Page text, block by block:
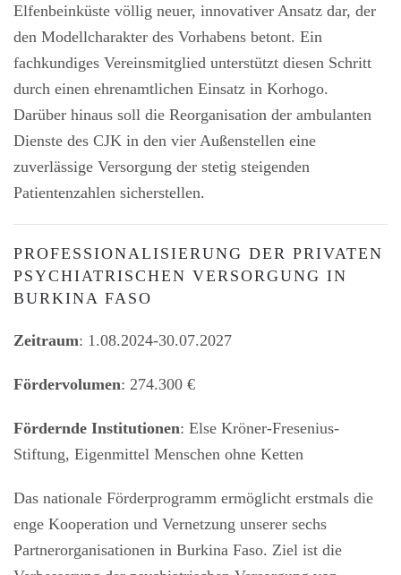
Elfenbeinküste völlig neuer, innovativer Ansatz dar, der
den Modellcharakter des Vorhabens betont. Ein
fachkundiges Vereinsmitglied unterstützt diesen Schritt
durch einen ehrenamtlichen Einsatz in Korhogo.
Darüber hinaus soll die Reorganisation der ambulanten
Dienste des CJK in den vier Außenstellen eine
zuverlässige Versorgung der stetig steigenden
Patientenzahlen sicherstellen.
PROFESSIONALISIERUNG DER PRIVATEN
PSYCHIATRISCHEN VERSORGUNG IN
BURKINA FASO
Zeitraum: 1.08.2024-30.07.2027
Fördervolumen: 274.300 €
Fördernde Institutionen: Else Kröner-Fresenius-
Stiftung, Eigenmittel Menschen ohne Ketten
Das nationale Förderprogramm ermöglicht erstmals die
enge Kooperation und Vernetzung unserer sechs
Partnerorganisationen in Burkina Faso. Ziel ist die